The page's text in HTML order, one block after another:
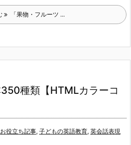
「果物・フルーツ ...
種類【HTMLカラーコ
お役立ち記事, 子どもの英語教育, 英会話表現